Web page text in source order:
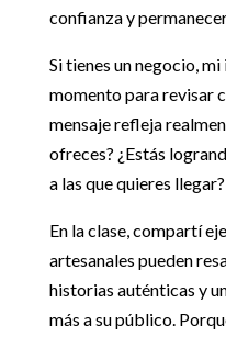
confianza y
Si tienes un negocio,
momento para revisar
mensaje refleja
ofreces? ¿Estás
a las que quieres llegar?
En la clase, compartí
artesanales pueden
historias auténticas y
más a su público.